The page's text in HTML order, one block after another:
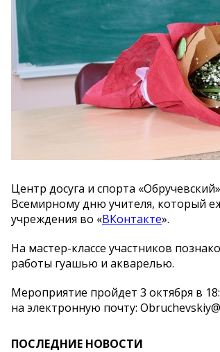
Центр досуга и спорта
Всемирному дню учителя, который
учреждения во «ВКонтакте».
На мастер-классе участников
работы гуашью и акварелью.
Мероприятие пройдет 3 октября в
на электронную почту:
ПОСЛЕДНИЕ НОВОСТИ